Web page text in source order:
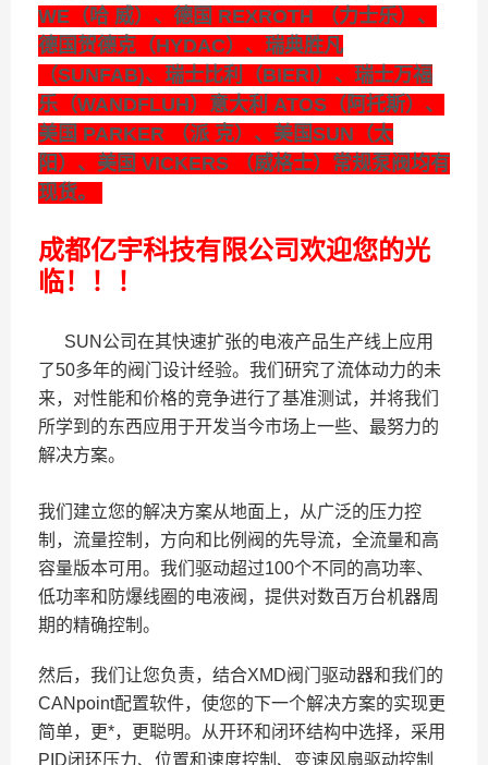
WE（哈 威）、德国 REXROTH （力士乐）、
德国贺德克（HYDAC）、瑞典胜凡
（SUNFAB)、瑞士比利（BIERI）、瑞士万福
乐（WANDFLUH）意大利 ATOS（阿托斯）、
美国 PARKER （派 克）、美国SUN（太
阳）、美国 VICKERS （威格士）常规泵阀均有
现货。
成都亿宇科技有限公司欢迎您的光
临！！！
SUN公司在其快速扩张的电液产品生产线上应用
了50多年的阀门设计经验。我们研究了流体动力的未
来，对性能和价格的竞争进行了基准测试，并将我们
所学到的东西应用于开发当今市场上一些、最努力的
解决方案。
我们建立您的解决方案从地面上，从广泛的压力控
制，流量控制，方向和比例阀的先导流，全流量和高
容量版本可用。我们驱动超过100个不同的高功率、
低功率和防爆线圈的电液阀，提供对数百万台机器周
期的精确控制。
然后，我们让您负责，结合XMD阀门驱动器和我们的
CANpoint配置软件，使您的下一个解决方案的实现更
简单，更*，更聪明。从开环和闭环结构中选择，采用
PID闭环压力、位置和速度控制、变速风扇驱动控制